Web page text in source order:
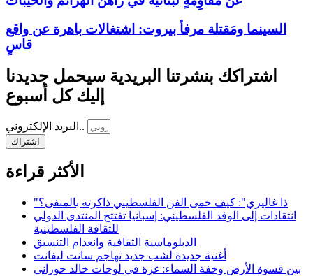
السينما ومَقتلة مرفأ بيروت: اشتغالات باهرة عن واقع
قاسٍ
اشتراكك بنشرتنا البريدية سيحمل جديدنا
إليك كل أسبوع
البريد الإلكتروني..
اشتراك
الأكثر قراءة
"ذا غاليري": كيف حمى الفن الفلسطيني ذاكرته بالمنفى؟
انتقادات إلى الوفد الفلسطيني: إسبانيا تفتتح المنتدى الدولي
للثقافة الفلسطينية
الدبلوماسية الثقافية وانعدام التنسيق
أغنية جديدة لشب جديد تهاجم سانت ليفانت
بين قسوة الأرض وخفة السماء: غزة في لوحات خالد حوراني